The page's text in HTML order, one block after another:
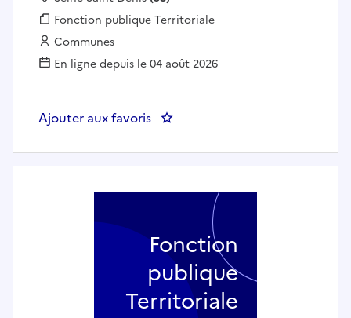
Fonction publique :
Fonction publique Territoriale
Employeur :
Communes
En ligne depuis le 04 août 2026
Ajouter aux favoris : Policier municipal (h/f) -
Fonction
publique
Territoriale